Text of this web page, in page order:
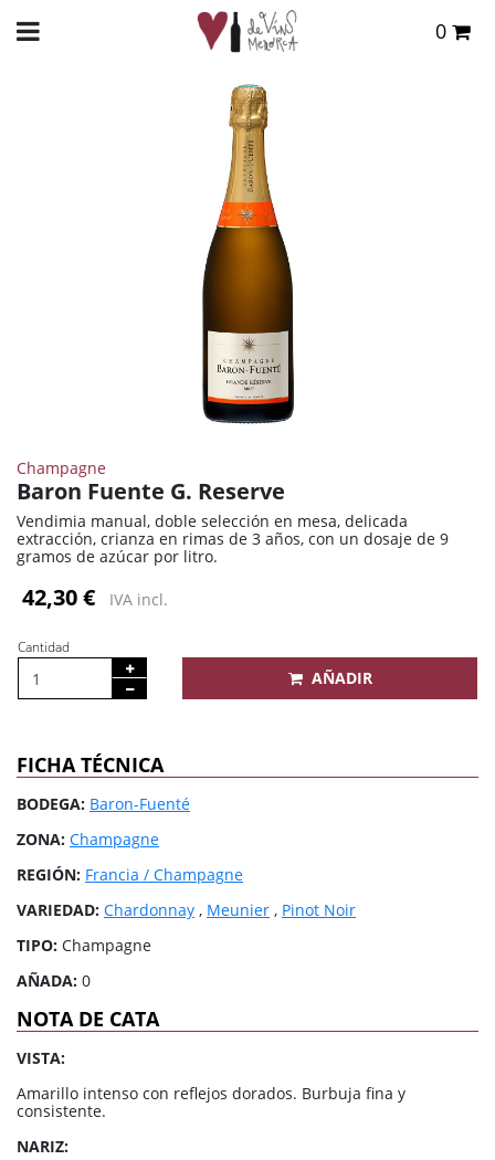
0
VER CESTA
Champagne
Baron Fuente G. Reserve
Vendimia manual, doble selección en mesa, delicada
extracción, crianza en rimas de 3 años, con un dosaje de 9
gramos de azúcar por litro.
42,30 € IVA incl.
Cantidad
AÑADIR
FICHA TÉCNICA
BODEGA: Baron-Fuenté
ZONA: Champagne
REGIÓN: Francia / Champagne
VARIEDAD: Chardonnay , Meunier , Pinot Noir
TIPO: Champagne
AÑADA: 0
NOTA DE CATA
VISTA:
Amarillo intenso con reflejos dorados. Burbuja fina y
consistente.
NARIZ: